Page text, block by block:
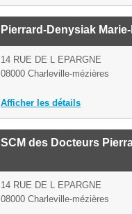
Pierrard-Denysiak
14 RUE DE L EPARGNE
08000 Charleville-mézières
Afficher les détails
SCM des Docteurs
14 RUE DE L EPARGNE
08000 Charleville-mézières